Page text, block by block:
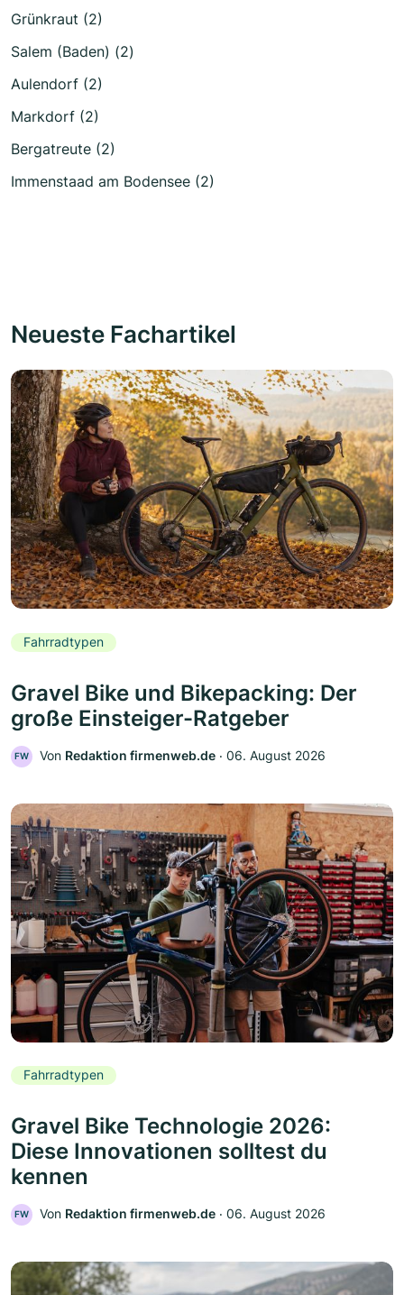
Grünkraut (2)
Salem (Baden) (2)
Aulendorf (2)
Markdorf (2)
Bergatreute (2)
Immenstaad am Bodensee (2)
Neueste Fachartikel
Fahrradtypen
Gravel Bike und Bikepacking: Der
große Einsteiger-Ratgeber
FW Von Redaktion firmenweb.de ‧ 06. August 2026
Fahrradtypen
Gravel Bike Technologie 2026:
Diese Innovationen solltest du
kennen
FW Von Redaktion firmenweb.de ‧ 06. August 2026